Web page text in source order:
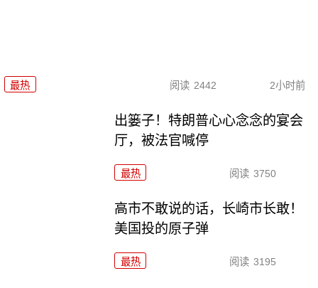
最热 阅读 2442 2小时前
出篓子！特朗普心心念念的宴会
厅，被法官喊停
最热 阅读 3750
高市不敢说的话，长崎市长敢！
美国投的原子弹
最热 阅读 3195